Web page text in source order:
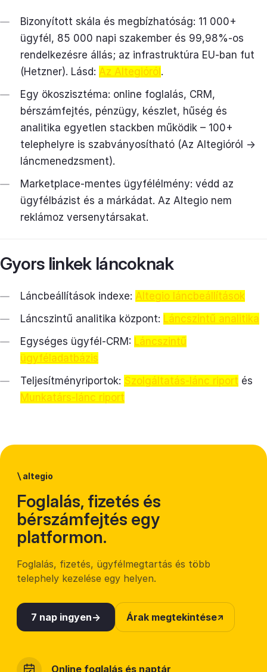
Bizonyított skála és megbízhatóság: 11 000+
ügyfél, 85 000 napi szakember és 99,98%-os
rendelkezésre állás; az infrastruktúra EU-ban fut
(Hetzner). Lásd: Az Altegióról.
Egy ökoszisztéma: online foglalás, CRM,
bérszámfejtés, pénzügy, készlet, hűség és
analitika egyetlen stackben működik – 100+
telephelyre is szabványosítható (Az Altegióról →
láncmenedzsment).
Marketplace-mentes ügyfélélmény: védd az
ügyfélbázist és a márkádat. Az Altegio nem
reklámoz versenytársakat.
Gyors linkek láncoknak
Láncbeállítások indexe: Altegio láncbeállítások
Láncszintű analitika központ: Láncszintű analitika
Egységes ügyfél-CRM: Láncszintű
ügyféladatbázis
Teljesítményriportok: Szolgáltatás-lánc riport és
Munkatárs-lánc riport
\ altegio
Foglalás, fizetés és
bérszámfejtés egy
platformon.
Foglalás, fizetés, ügyfélmegtartás és több
telephely kezelése egy helyen.
7 nap ingyen Árak megtekintése
Online foglalás és naptár